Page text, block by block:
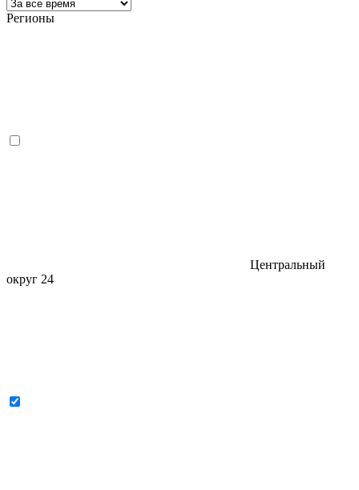
Регионы
Центральный
округ 24